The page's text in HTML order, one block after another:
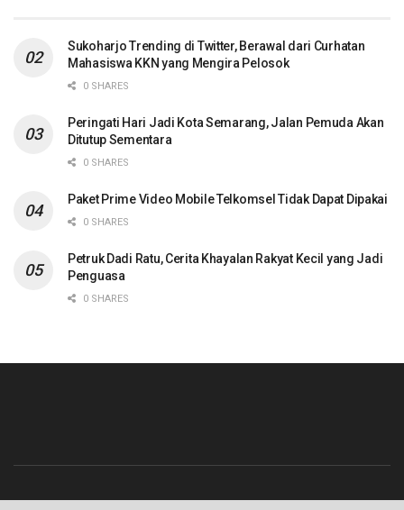
Sukoharjo Trending di Twitter, Berawal dari Curhatan
Mahasiswa KKN yang Mengira Pelosok
0 SHARES
Peringati Hari Jadi Kota Semarang, Jalan Pemuda Akan
Ditutup Sementara
0 SHARES
Paket Prime Video Mobile Telkomsel Tidak Dapat Dipakai
0 SHARES
Petruk Dadi Ratu, Cerita Khayalan Rakyat Kecil yang Jadi
Penguasa
0 SHARES